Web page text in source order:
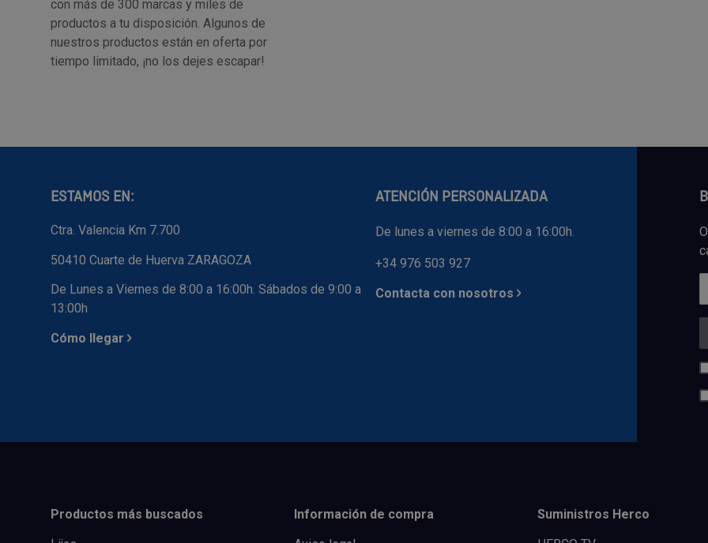
con más de 300 marcas y miles de
productos a tu disposición. Algunos de
nuestros productos están en oferta por
tiempo limitado, ¡no los dejes escapar!
ESTAMOS EN:
Ctra. Valencia Km 7.700
50410 Cuarte de Huerva ZARAGOZA
De Lunes a Viernes de 8:00 a 16:00h. Sábados de 9:00 a
13:00h
Cómo llegar
ATENCIÓN PERSONALIZADA
De lunes a viernes de 8:00 a 16:00h.
+34 976 503 927
Contacta con nosotros
Productos más buscados
Información de compra
Suministros Herco